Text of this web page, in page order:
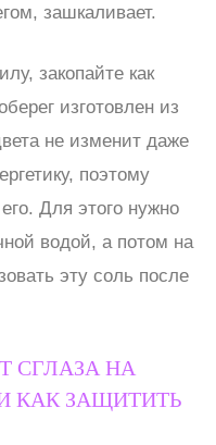
зашкаливает.
закопайте как
изготовлен из
не изменит даже
поэтому
Для этого нужно
водой, а потом на
эту соль после
СГЛАЗА НА
КАК ЗАЩИТИТЬ